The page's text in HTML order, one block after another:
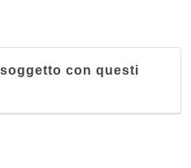
con questi